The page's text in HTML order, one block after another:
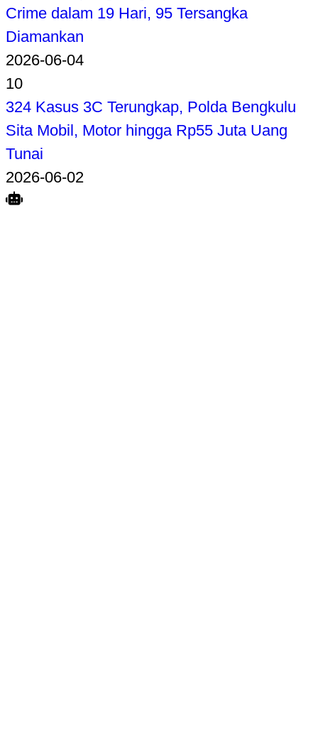
Crime dalam 19 Hari, 95 Tersangka
Diamankan
2026-06-04
10
324 Kasus 3C Terungkap, Polda Bengkulu
Sita Mobil, Motor hingga Rp55 Juta Uang
Tunai
2026-06-02